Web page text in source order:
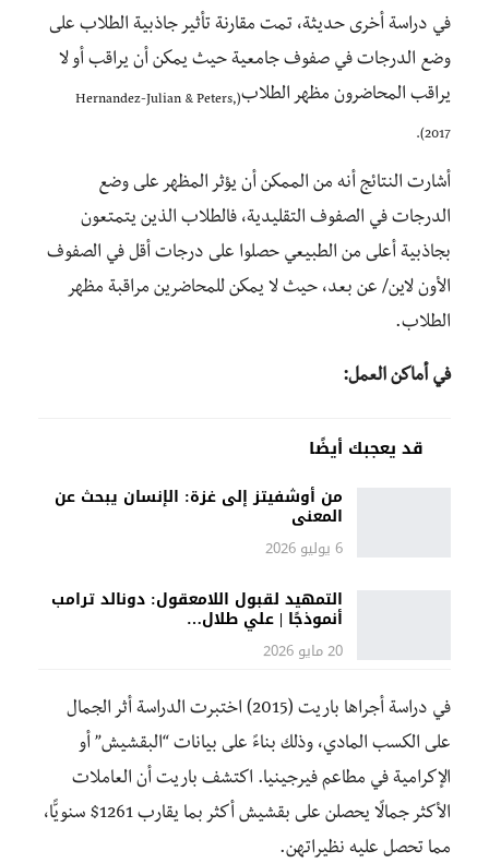
في دراسة أخرى حديثة، تمت مقارنة تأثير جاذبية الطلاب على
وضع الدرجات في صفوف جامعية حيث يمكن أن يراقب أو لا
يراقب المحاضرون مظهر الطلاب (Hernandez-Julian & Peters,
2017).
أشارت النتائج أنه من الممكن أن يؤثر المظهر على وضع
الدرجات في الصفوف التقليدية، فالطلاب الذين يتمتعون
بجاذبية أعلى من الطبيعي حصلوا على درجات أقل في الصفوف
الأون لاين/ عن بعد، حيث لا يمكن للمحاضرين مراقبة مظهر
الطلاب.
في أماكن العمل:
قد يعجبك أيضًا
من أوشفيتز إلى غزة: الإنسان يبحث عن
المعنى
6 يوليو 2026
التمهيد لقبول اللامعقول: دونالد ترامب
أنموذجًا | علي طلال…
20 مايو 2026
في دراسة أجراها باريت (2015) اختبرت الدراسة أثر الجمال
على الكسب المادي، وذلك بناءً على بيانات “البقشيش” أو
الإكرامية في مطاعم فيرجينيا. اكتشف باريت أن العاملات
الأكثر جمالًا يحصلن على بقشيش أكثر بما يقارب 1261$ سنويًّا،
مما تحصل عليه نظيراتهن.